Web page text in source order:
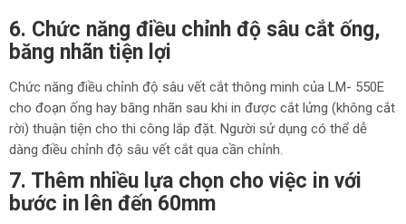
6. Chức năng điều chỉnh độ sâu cắt ống,
băng nhãn tiện lợi
Chức năng điều chỉnh độ sâu vết cắt thông minh của LM- 550E
cho đoạn ống hay băng nhãn sau khi in được cắt lửng (không cắt
rời) thuận tiện cho thi công lắp đặt. Người sử dụng có thể dễ
dàng điều chỉnh độ sâu vết cắt qua cần chỉnh.
7. Thêm nhiều lựa chọn cho việc in với
bước in lên đến 60mm